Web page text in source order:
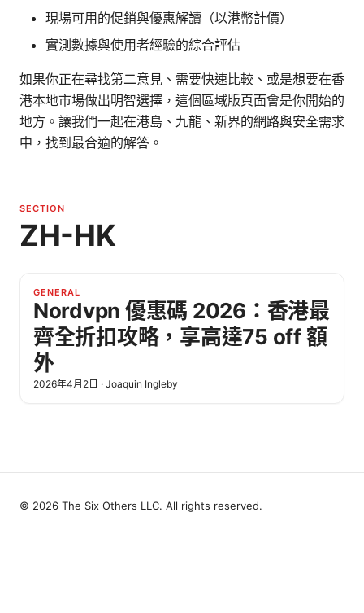
現場可用的促銷與優惠解讀（以港幣計價）
實測數據與使用者經驗的綜合評估
如果你正在尋找第二意見、需要快速比較、或是想要在香
港本地市場做出明智選擇，這個區域版頁面會是你開始的
地方。讓我們一起在港島、九龍、新界的網路與安全需求
中，找到最合適的解答。
SECTION
ZH-HK
GENERAL
Nordvpn 優惠碼 2026：香港最
齊全折扣攻略，享高達75 off 額
外
2026年4月2日 · Joaquin Ingleby
© 2026 The Six Others LLC. All rights reserved.